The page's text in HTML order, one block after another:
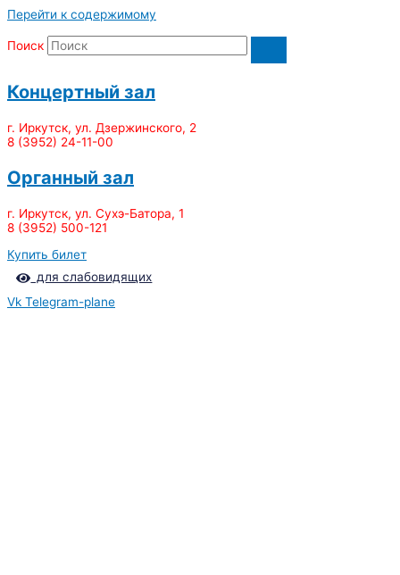
Перейти к содержимому
Поиск
Концертный зал
г. Иркутск, ул. Дзержинского, 2
8 (3952) 24-11-00
Органный зал
г. Иркутск, ул. Сухэ-Батора, 1
8 (3952) 500-121
Купить билет
для слабовидящих
Vk Telegram-plane